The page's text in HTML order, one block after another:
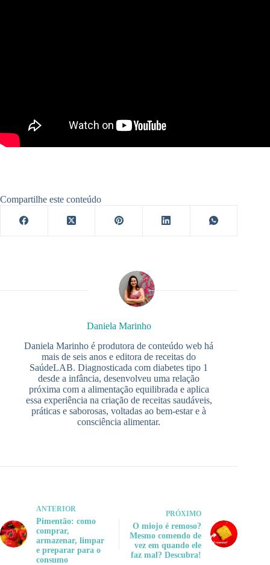
Compartilhe este conteúdo
Daniela Marinho
Daniela Marinho é produtora de conteúdo web há
mais de seis anos e editora de receitas do
SaúdeLAB. Diagnosticada com diabetes tipo 1
desde a infância, desenvolveu uma relação
próxima com a alimentação equilibrada e aplica
essa experiência na criação de receitas saudáveis,
práticas e saborosas, voltadas ao bem-estar e à
consciência alimentar.
ANTERIOR
Pimentão: como
comprar,
armazenar, limpar
e preparar para o
consumo
PRÓXIMO
O miojo é remoso?
Mesmo comendo de
vez em quando ele
faz mal? Descubra!